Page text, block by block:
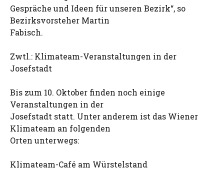
Gespräche und Ideen für unseren Bezirk“, so
Bezirksvorsteher Martin
Fabisch.
Zwtl.: Klimateam-Veranstaltungen in der
Josefstadt
Bis zum 10. Oktober finden noch einige
Veranstaltungen in der
Josefstadt statt. Unter anderem ist das Wiener
Klimateam an folgenden
Orten unterwegs:
Klimateam-Café am Würstelstand